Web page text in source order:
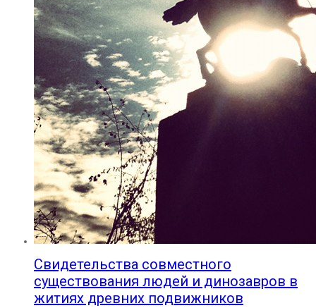
Свидетельства совместного
существования людей и динозавров в
житиях древних подвижников